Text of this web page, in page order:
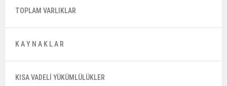
TOPLAM VARLIKLAR
K A Y N A K L A R
KISA VADELİ YÜKÜMLÜLÜKLER